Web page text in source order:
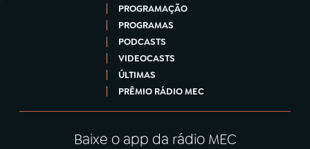
PROGRAMAÇÃO
PROGRAMAS
PODCASTS
VIDEOCASTS
ÚLTIMAS
PRÊMIO RÁDIO MEC
Baixe o app da rádio MEC